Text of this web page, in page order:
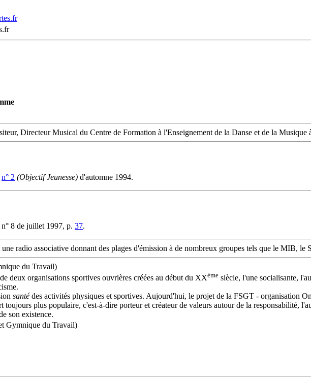
Directeur Musical du Centre de Formation à l'Enseignement de la Danse et de la Musique
n° 2 (Objectif Jeunesse) d'automne 1994.
n° 8 de juillet 1997, p. 37.
une radio associative donnant des plages d'émission à de nombreux groupes tels que le MIB, le
du Travail)
deux organisations sportives ouvrières créées au début du XXème siècle, l'une socialisante,
santédes activités physiques et sportives. Aujourd'hui, le projet de la FSGT - organisation
toujours plus populaire, c'est-à-dire porteur et créateur de valeurs autour de la responsabilité,
son existence.
Gymnique du Travail)